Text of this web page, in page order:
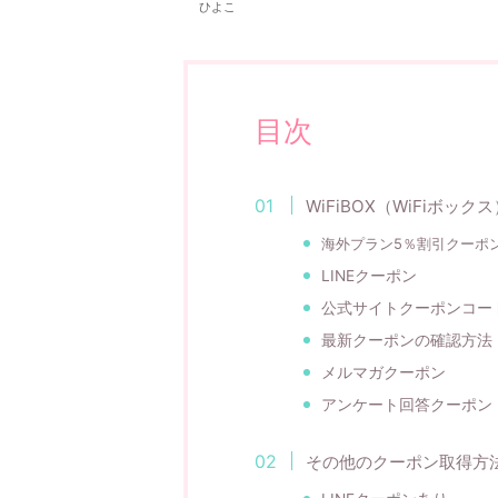
ひよこ
目次
WiFiBOX（WiFiボックス
海外プラン5％割引クーポ
LINEクーポン
公式サイトクーポンコー
最新クーポンの確認方法
メルマガクーポン
アンケート回答クーポン
その他のクーポン取得方